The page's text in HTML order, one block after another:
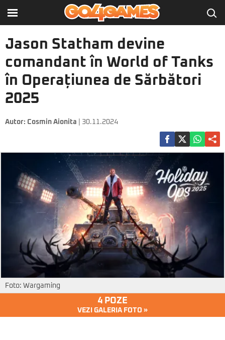
Jason Statham devine
comandant în World of Tanks
în Operațiunea de Sărbători
2025
Autor: Cosmin Aionita | 30.11.2024
Foto: Wargaming
4 POZE
VEZI GALERIA FOTO »